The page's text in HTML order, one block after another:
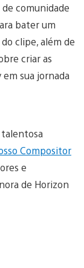
comunidade
bater um
clipe, além de
criar as
sua jornada
talentosa
Compositor
e
de Horizon